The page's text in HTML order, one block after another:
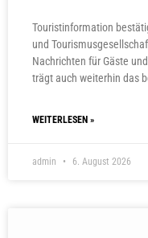
Touristinformation
und
Nachrichten für Gäste
trägt auch weiterhin das
WEITERLESEN »
admin 6. August 2026